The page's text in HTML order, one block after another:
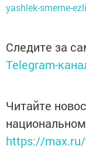
yashlek-smerne-
Следите за
Telegram-
Читайте
https://